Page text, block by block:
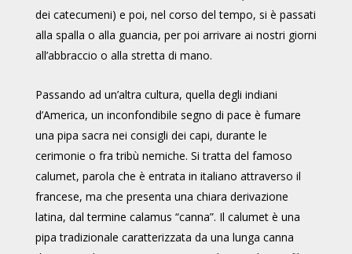
dei catecumeni) e poi, nel corso del tempo, si è passati
alla spalla o alla guancia, per poi arrivare ai nostri giorni
all’abbraccio o alla stretta di mano.
Passando ad un’altra cultura, quella degli indiani
d’America, un inconfondibile segno di pace è fumare
una pipa sacra nei consigli dei capi, durante le
cerimonie o fra tribù nemiche. Si tratta del famoso
calumet, parola che è entrata in italiano attraverso il
francese, ma che presenta una chiara derivazione
latina, dal termine calamus “canna”. Il calumet è una
pipa tradizionale caratterizzata da una lunga canna